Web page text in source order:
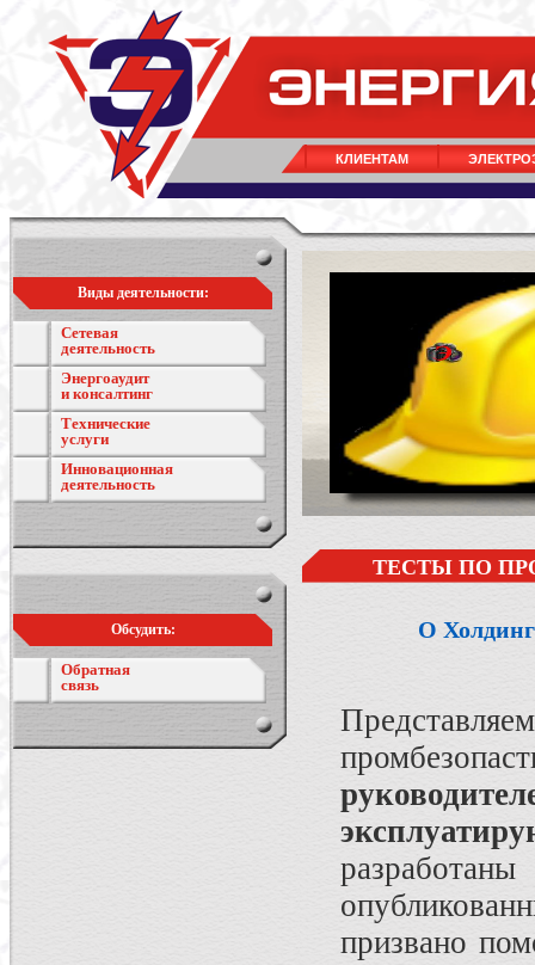
КЛИЕНТАМ
Виды деятельности:
Сетевая
деятельность
Энергоаудит
и консалтинг
Технические
услуги
Инновационная
деятельность
Обсудить:
Обратная
связь
ТЕСТЫ ПО
О
призвано